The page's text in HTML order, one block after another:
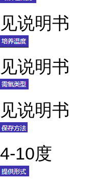
见说明书
见说明书
见说明书
4-10度